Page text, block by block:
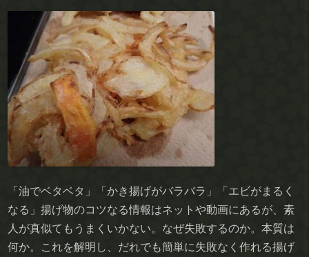
「油でベタベタ」「かき揚げがバラバラ」「エビがまるく
なる」揚げ物のコツなる情報はネットや動画にあるが、素
人が真似てもうまくいかない。なぜ失敗するのか。本質は
何か。これを解明し、だれでも簡単に失敗なく作れる揚げ